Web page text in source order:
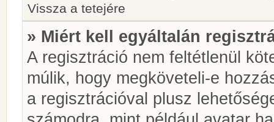
Vissza a tetejére
» Miért kell egyáltalán
A regisztráció nem feltétlenül
múlik, hogy megköveteli-e
a regisztrációval plusz